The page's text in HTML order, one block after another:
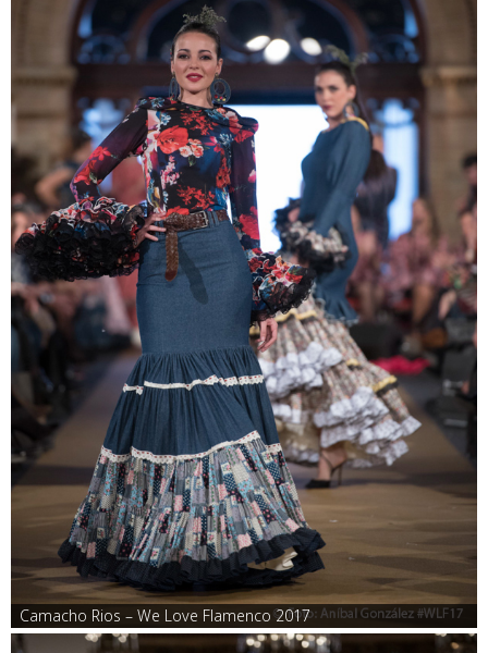
Camacho Rios – We Love Flamenco 2017